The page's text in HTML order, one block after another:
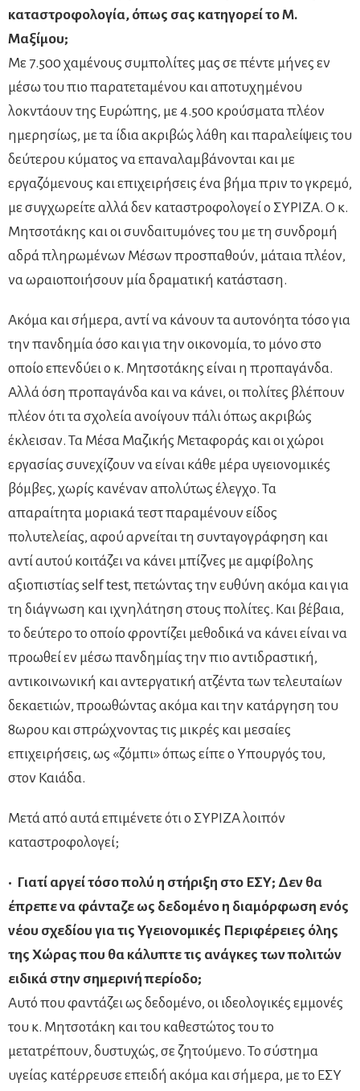
καταστροφολογία, όπως σας κατηγορεί το Μ.
Μαξίμου;
Με 7.500 χαμένους συμπολίτες μας σε πέντε μήνες εν
μέσω του πιο παρατεταμένου και αποτυχημένου
λοκντάουν της Ευρώπης, με 4.500 κρούσματα πλέον
ημερησίως, με τα ίδια ακριβώς λάθη και παραλείψεις του
δεύτερου κύματος να επαναλαμβάνονται και με
εργαζόμενους και επιχειρήσεις ένα βήμα πριν το γκρεμό,
με συγχωρείτε αλλά δεν καταστροφολογεί ο ΣΥΡΙΖΑ. Ο κ.
Μητσοτάκης και οι συνδαιτυμόνες του με τη συνδρομή
αδρά πληρωμένων Μέσων προσπαθούν, μάταια πλέον,
να ωραιοποιήσουν μία δραματική κατάσταση.
Ακόμα και σήμερα, αντί να κάνουν τα αυτονόητα τόσο για
την πανδημία όσο και για την οικονομία, το μόνο στο
οποίο επενδύει ο κ. Μητσοτάκης είναι η προπαγάνδα.
Αλλά όση προπαγάνδα και να κάνει, οι πολίτες βλέπουν
πλέον ότι τα σχολεία ανοίγουν πάλι όπως ακριβώς
έκλεισαν. Τα Μέσα Μαζικής Μεταφοράς και οι χώροι
εργασίας συνεχίζουν να είναι κάθε μέρα υγειονομικές
βόμβες, χωρίς κανέναν απολύτως έλεγχο. Τα
απαραίτητα μοριακά τεστ παραμένουν είδος
πολυτελείας, αφού αρνείται τη συνταγογράφηση και
αντί αυτού κοιτάζει να κάνει μπίζνες με αμφίβολης
αξιοπιστίας self test, πετώντας την ευθύνη ακόμα και για
τη διάγνωση και ιχνηλάτηση στους πολίτες. Και βέβαια,
το δεύτερο το οποίο φροντίζει μεθοδικά να κάνει είναι να
προωθεί εν μέσω πανδημίας την πιο αντιδραστική,
αντικοινωνική και αντεργατική ατζέντα των τελευταίων
δεκαετιών, προωθώντας ακόμα και την κατάργηση του
8ωρου και σπρώχνοντας τις μικρές και μεσαίες
επιχειρήσεις, ως «ζόμπι» όπως είπε ο Υπουργός του,
στον Καιάδα.
Μετά από αυτά επιμένετε ότι ο ΣΥΡΙΖΑ λοιπόν
καταστροφολογεί;
• Γιατί αργεί τόσο πολύ η στήριξη στο ΕΣΥ; Δεν θα
έπρεπε να φάνταζε ως δεδομένο η διαμόρφωση ενός
νέου σχεδίου για τις Υγειονομικές Περιφέρειες όλης
της Χώρας που θα κάλυπτε τις ανάγκες των πολιτών
ειδικά στην σημερινή περίοδο;
Αυτό που φαντάζει ως δεδομένο, οι ιδεολογικές εμμονές
του κ. Μητσοτάκη και του καθεστώτος του το
μετατρέπουν, δυστυχώς, σε ζητούμενο. Το σύστημα
υγείας κατέρρευσε επειδή ακόμα και σήμερα, με το ΕΣΥ